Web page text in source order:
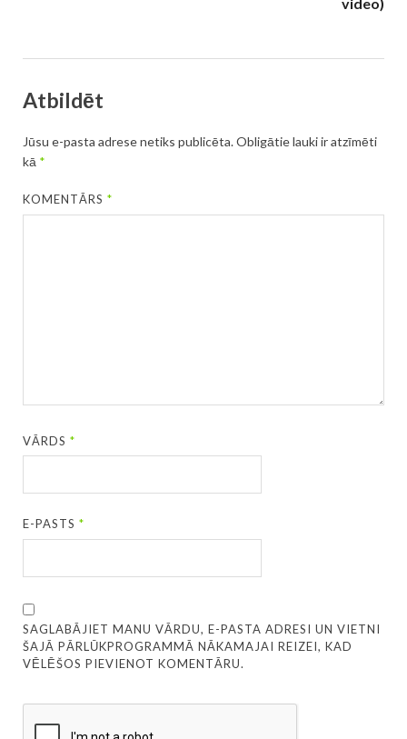
Atbildēt
Jūsu e-pasta adrese netiks publicēta.Obligātie lauki ir atzīmēti
kā *
KOMENTĀRS*
VĀRDS*
E-PASTS*
SAGLABĀJIET MANU VĀRDU, E-PASTA ADRESI UN VIETNI
ŠAJĀ PĀRLŪKPROGRAMMĀ NĀKAMAJAI REIZEI, KAD
VĒLĒŠOS PIEVIENOT KOMENTĀRU.